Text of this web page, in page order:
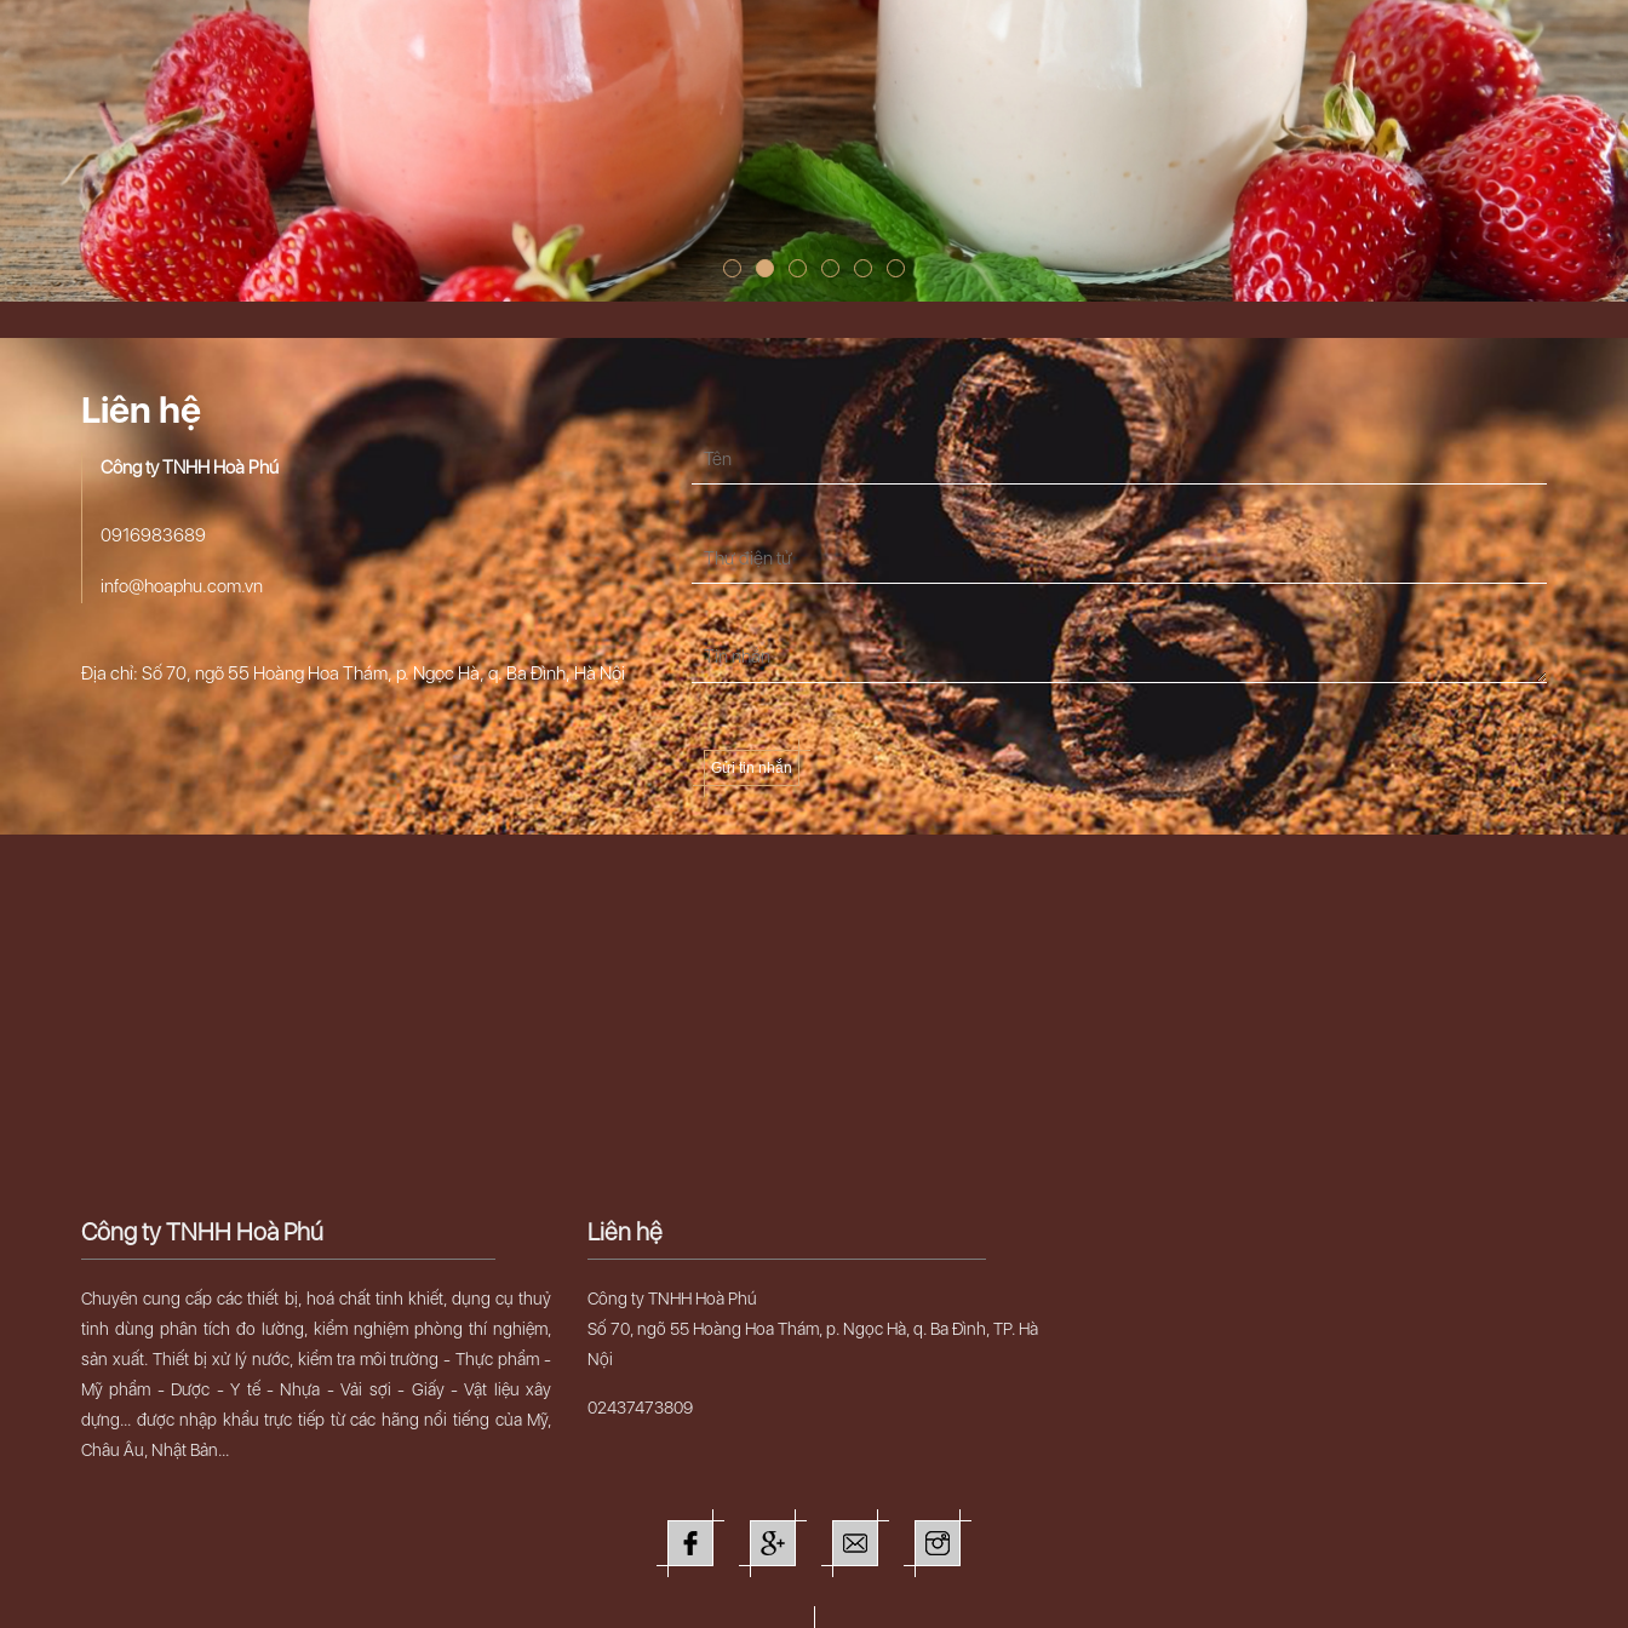
Liên hệ
Công ty TNHH Hoà Phú
0916983689
info@hoaphu.com.vn
Địa chỉ: Số 70, ngõ 55 Hoàng Hoa Thám, p. Ngọc Hà, q. Ba Đình, Hà Nội
Công ty TNHH Hoà Phú
Chuyên cung cấp các thiết bị, hoá chất tinh khiết, dụng cụ thuỷ
tinh dùng phân tích đo lường, kiểm nghiệm phòng thí nghiệm,
sản xuất. Thiết bị xử lý nước, kiểm tra môi trường - Thực phẩm -
Mỹ phẩm - Dược - Y tế - Nhựa - Vải sợi - Giấy - Vật liệu xây
dựng... được nhập khẩu trực tiếp từ các hãng nổi tiếng của Mỹ,
Châu Âu, Nhật Bản...
Liên hệ
Công ty TNHH Hoà Phú
Số 70, ngõ 55 Hoàng Hoa Thám, p. Ngọc Hà, q. Ba Đình, TP. Hà
Nội
02437473809